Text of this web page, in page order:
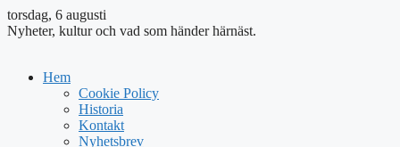
torsdag, 6 augusti
Nyheter, kultur och vad som händer härnäst.
Hem
Cookie Policy
Historia
Kontakt
Nyhetsbrev